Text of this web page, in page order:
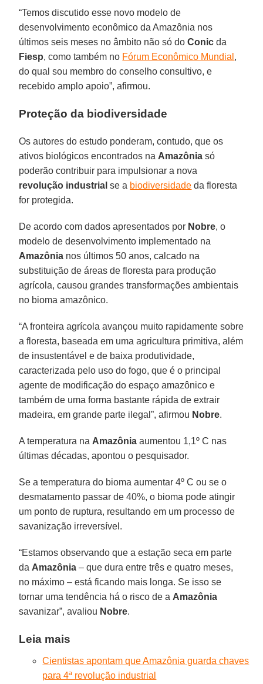
“Temos discutido esse novo modelo de
desenvolvimento econômico da Amazônia nos
últimos seis meses no âmbito não só doConic da
Fiesp, como também no Fórum Econômico Mundial ,
do qual sou membro do conselho consultivo, e
recebido amplo apoio”, afirmou.
Proteção da biodiversidade
Os autores do estudo ponderam, contudo, que os
ativos biológicos encontrados na Amazônia só
poderão contribuir para impulsionar a nova
revolução industrial se a biodiversidade da floresta
for protegida.
De acordo com dados apresentados por Nobre, o
modelo de desenvolvimento implementado na
Amazônia nos últimos 50 anos, calcado na
substituição de áreas de floresta para produção
agrícola, causou grandes transformações ambientais
no bioma amazônico.
“A fronteira agrícola avançou muito rapidamente sobre
a floresta, baseada em uma agricultura primitiva, além
de insustentável e de baixa produtividade,
caracterizada pelo uso do fogo, que é o principal
agente de modificação do espaço amazônico e
também de uma forma bastante rápida de extrair
madeira, em grande parte ilegal”, afirmou Nobre.
A temperatura na Amazônia aumentou 1,1º C nas
últimas décadas, apontou o pesquisador.
Se a temperatura do bioma aumentar 4º C ou se o
desmatamento passar de 40%, o bioma pode atingir
um ponto de ruptura, resultando em um processo de
savanização irreversível.
“Estamos observando que a estação seca em parte
da Amazônia – que dura entre três e quatro meses,
no máximo – está ficando mais longa. Se isso se
tornar uma tendência há o risco de a Amazônia
savanizar”, avaliou Nobre.
Leia mais
Cientistas apontam que Amazônia guarda chaves
para 4ª revolução industrial